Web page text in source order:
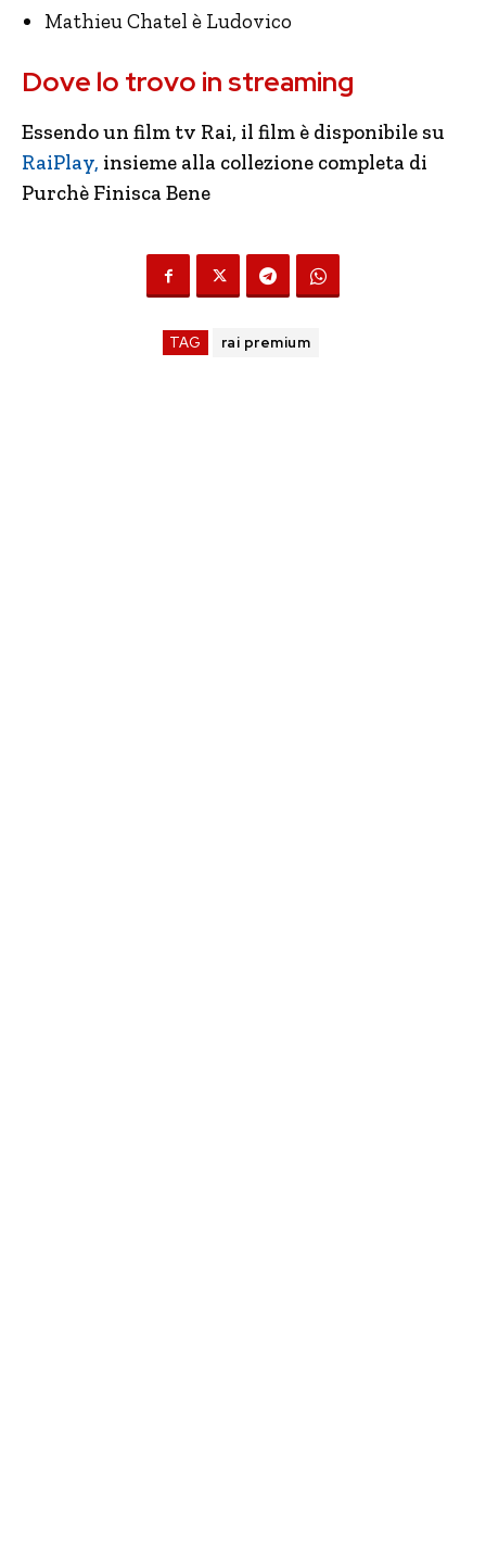
Mathieu Chatel è Ludovico
Dove lo trovo in streaming
Essendo un film tv Rai, il film è disponibile su
RaiPlay, insieme alla collezione completa di
Purchè Finisca Bene
TAG rai premium